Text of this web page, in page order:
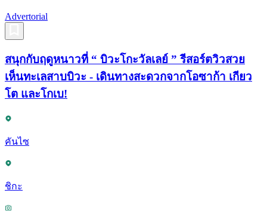
Advertorial
สนุกกับฤดูหนาวที่ “ บิวะโกะวัลเลย์ ” รีสอร์ตวิวสวย
เห็นทะเลสาบบิวะ - เดินทางสะดวกจากโอซาก้า เกียว
โต และโกเบ!
คันไซ
ชิกะ